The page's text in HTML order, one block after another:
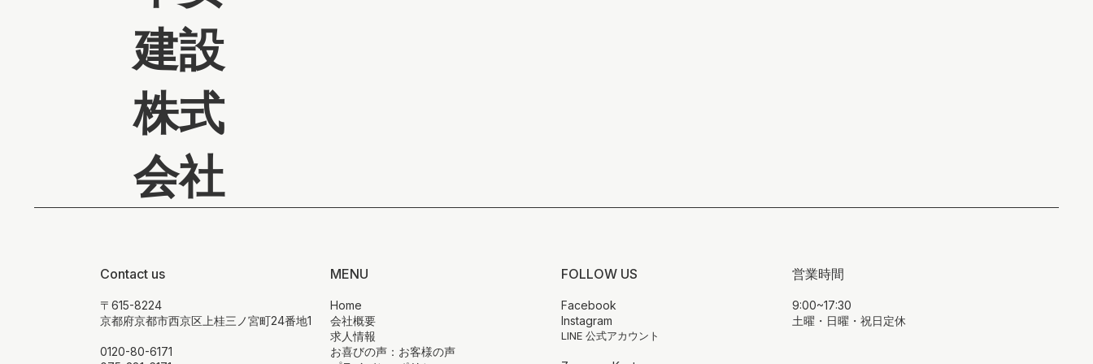
建設
株式
会社
Contact us
〒615-8224
京都府京都市西京区上桂三ノ宮町24番地1
0120-80-6171
MENU
Home
会社概要
求人情報
お喜びの声：お客様の声
FOLLOW US
Facebook
Instagram
LINE 公式アカウント
営業時間
9:00~17:30
土曜・日曜・祝日定休